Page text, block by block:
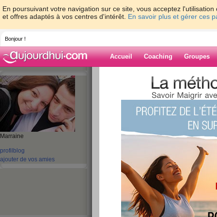
En poursuivant votre navigation sur ce site, vous acceptez
et offres adaptés à vos centres d'intérêt. En savoir plus et gérer ces
Bonjour !
Accueil Coaching Groupes
Marraine
profil blog
ajouter de vos amies
>
> je suis
Blog de
je suis toujours la
connexion pourri
publié le 06/04/2010 à 10:09